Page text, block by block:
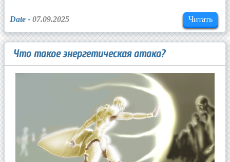
Date - 07.09.2025 Читать
Что такое энергетическая атака?